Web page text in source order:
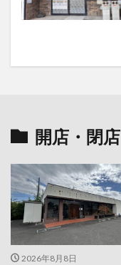
開店・閉店
2026年8月8日